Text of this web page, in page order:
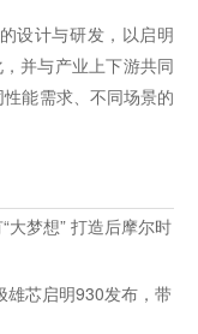
设计与研发，以启明
并与产业上下游共同
能需求、不同场景的
大梦想” 打造后摩尔时
芯启明930发布，带